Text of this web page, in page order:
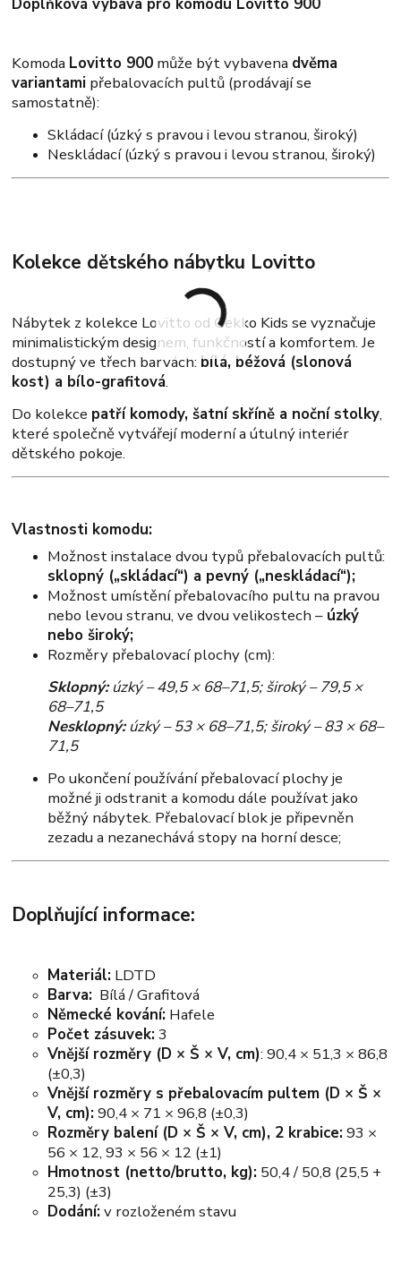
Komoda Lovitto 900 může být vybavena dvěma
variantami přebalovacích pultů (prodávají se
samostatně):
Skládací (úzký s pravou i levou stranou, široký)
Neskládací (úzký s pravou i levou stranou, široký)
Kolekce dětského nábytku Lovitto
Nábytek z kolekce Lovitto od Gekko Kids se vyznačuje
minimalistickým designem, funkčností a komfortem. Je
dostupný ve třech barvách: bílá, béžová (slonová
kost) a bílo-grafitová.
Do kolekce patří komody, šatní skříně a noční stolky,
které společně vytvářejí moderní a útulný interiér
dětského pokoje.
Vlastnosti komodu:
Možnost instalace dvou typů přebalovacích pultů:
sklopný („skládací“) a pevný („neskládací“);
Možnost umístění přebalovacího pultu na pravou
nebo levou stranu, ve dvou velikostech –úzký
nebo široký;
Rozměry přebalovací plochy (cm):
Sklopný:úzký – 49,5 × 68–71,5; široký – 79,5 ×
68–71,5
Nesklopný:úzký – 53 × 68–71,5; široký – 83 × 68–
71,5
Po ukončení používání přebalovací plochy je
možné ji odstranit a komodu dále používat jako
běžný nábytek. Přebalovací blok je připevněn
zezadu a nezanechává stopy na horní desce;
Doplňující informace:
Materiál: LDTD
Barva: Bílá / Grafitová
Německé kování: Hafele
Počet zásuvek:3
Vnější rozměry (D × Š × V, cm): 90,4 × 51,3 × 86,8
(±0,3)
Vnější rozměry s přebalovacím pultem (D × Š ×
V, cm):90,4 × 71 × 96,8 (±0,3)
Rozměry balení (D × Š × V, cm), 2 krabice:93 ×
56 × 12, 93 × 56 × 12 (±1)
Hmotnost (netto/brutto, kg): 50,4 / 50,8 (25,5 +
25,3) (±3)
Dodání:v rozloženém stavu